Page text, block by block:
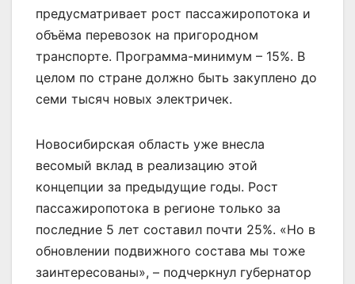
предусматривает рост пассажиропотока и
объёма перевозок на пригородном
транспорте. Программа-минимум – 15%. В
целом по стране должно быть закуплено до
семи тысяч новых электричек.
Новосибирская область уже внесла
весомый вклад в реализацию этой
концепции за предыдущие годы. Рост
пассажиропотока в регионе только за
последние 5 лет составил почти 25%. «Но в
обновлении подвижного состава мы тоже
заинтересованы», – подчеркнул губернатор